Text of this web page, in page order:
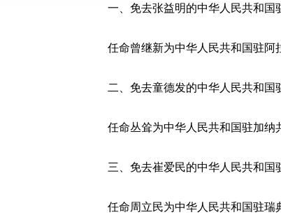
一、免去张益明的中华人民共和国
任命曾继新为中华人民共和国驻阿
二、免去童德发的中华人民共和国
任命丛耸为中华人民共和国驻加纳
三、免去崔爱民的中华人民共和国
任命周立民为中华人民共和国驻瑞